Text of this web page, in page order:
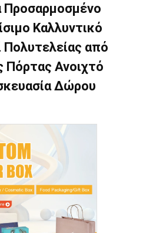
Προσαρμοσμένο
Καλλυντικό
από
Πόρτας Ανοιχτό
Δώρου